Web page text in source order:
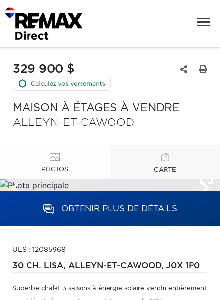
329 900 $
MAISON À ÉTAGES À VENDRE
ALLEYN-ET-CAWOOD
PHOTOS CARTE
OBTENIR PLUS DE DÉTAILS
ULS : 12085968
30 CH. LISA, ALLEYN-ET-CAWOOD, J0X 1P0
Superbe chalet 3 saisons à énergie solaire vendu entièrement